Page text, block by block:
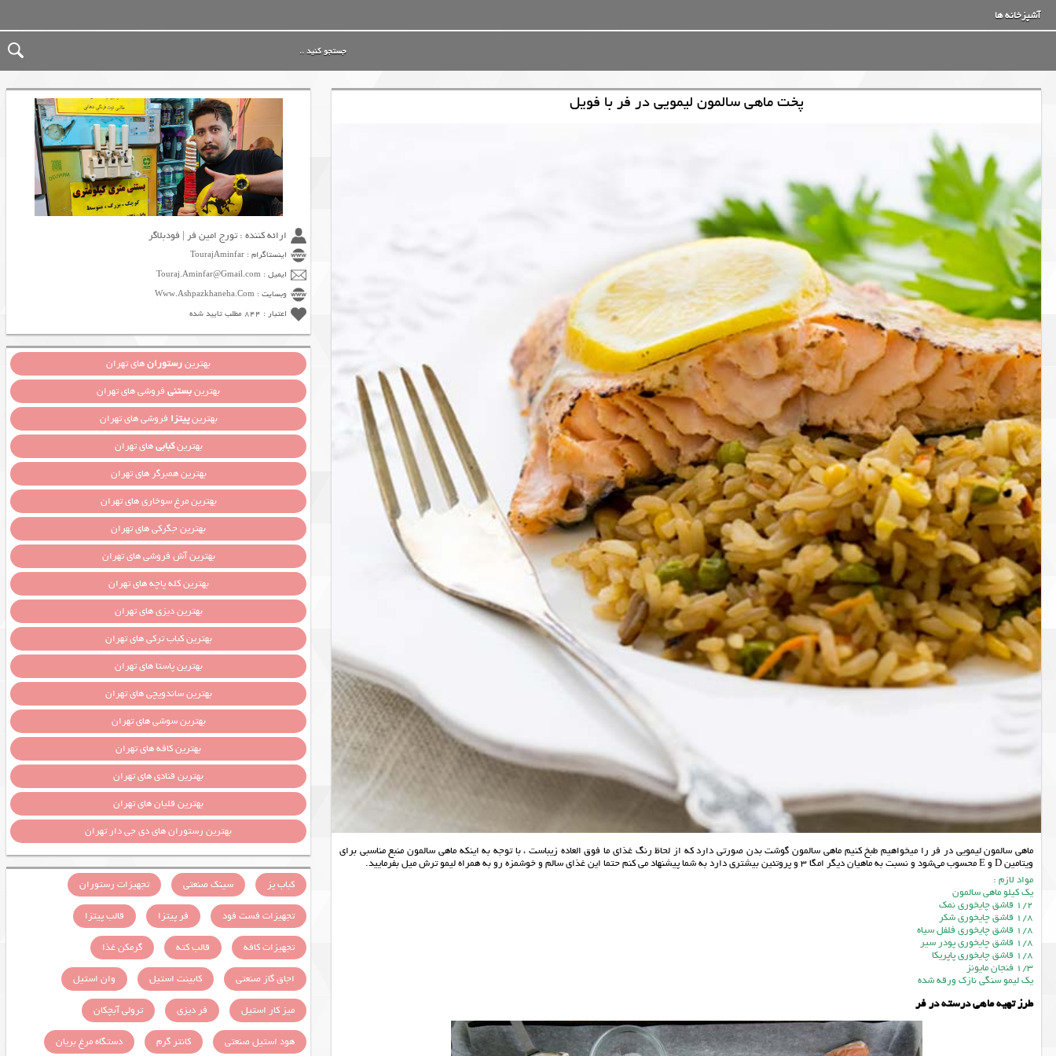
آشپزخانه ها
پخت ماهی سالمون لیمویی در فر با فویل
ماهی سالمون لیمویی در فر را میخواهیم طبخ کنیم ماهی سالمون گوشت بدن صورتی دارد که از لحاظ رنگ غذای ما فوق العاده زیباست ، با توجه به اینکه ماهی سالمون منبع مناسبی برای
ویتامین D و E محسوب می‌شود و نسبت به ماهیان دیگر امگا 3 و پروتئین بیشتری دارد به شما پیشنهاد می کنم حتما این غذای سالم و خوشمزه رو به همراه لیمو ترش میل بفرمایید.
مواد لازم :
یک کیلو ماهی سالمون
1/2 قاشق چایخوری نمک
1/8 قاشق چایخوری شکر
1/8 قاشق چایخوری فلفل سیاه
1/8 قاشق چایخوری پودر سیر
1/8 قاشق چایخوری پاپریکا
1/3 فنجان مایونز
یک لیمو سنگی نازک ورقه شده
طرز تهیه ماهی درسته در فر
ارائه کننده : تورج امین فر | فودبلاگر
اینستاگرام : TourajAminfar
ایمیل : Touraj.Aminfar@Gmail.com
وبسایت : Www.Ashpazkhaneha.Com
اعتبار : 844 مطلب تایید شده
بهترینرستورانهای تهران
بهترینبستنیفروشی های تهران
بهترینپیتزا فروشی های تهران
بهترینکبابیهای تهران
بهترین همبرگر های تهران
بهترین مرغ سوخاری های تهران
بهترین جگرکی های تهران
بهترین آش فروشی های تهران
بهترین کله پاچه های تهران
بهترین دیزی های تهران
بهترین کباب ترکی های تهران
بهترین پاستا های تهران
بهترین ساندویچی های تهران
بهترین سوشی های تهران
بهترین کافه های تهران
بهترین قنادی های تهران
بهترین قلیان های تهران
بهترین رستوران های دی جی دار تهران
کباب پز سینک صنعتی
تجهیزات رستوران
تجهیزات فست فود
فر پیتزا
قالب پیتزا
تجهیزات کافه
قالب کته
گرمکن غذا
اجاق گاز صنعتی
کابینت استیل
وان استیل
میز کار استیل
فر دیزی
ترولی آبچکان
هود استیل صنعتی
کانتر گرم دستگاه مرغ بریان